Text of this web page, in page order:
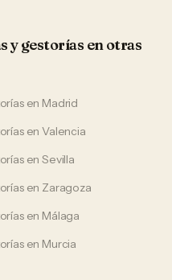
y gestorías en otras
en Madrid
enValencia
enSevilla
en Zaragoza
en Málaga
en Murcia